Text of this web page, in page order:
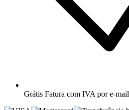
Grátis Fatura com IVA por e-mail